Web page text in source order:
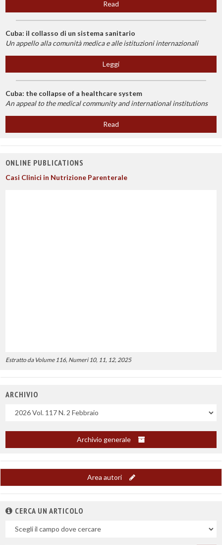
Read
Cuba: il collasso di un sistema sanitario
Un appello alla comunità medica e alle istituzioni internazionali
Leggi
Cuba: the collapse of a healthcare system
An appeal to the medical community and international institutions
Read
ONLINE PUBLICATIONS
Casi Clinici in Nutrizione Parenterale
Estratto da Volume 116, Numeri 10, 11, 12, 2025
ARCHIVIO
Uscite
Archivio generale
Area autori
CERCA UN ARTICOLO
Nel